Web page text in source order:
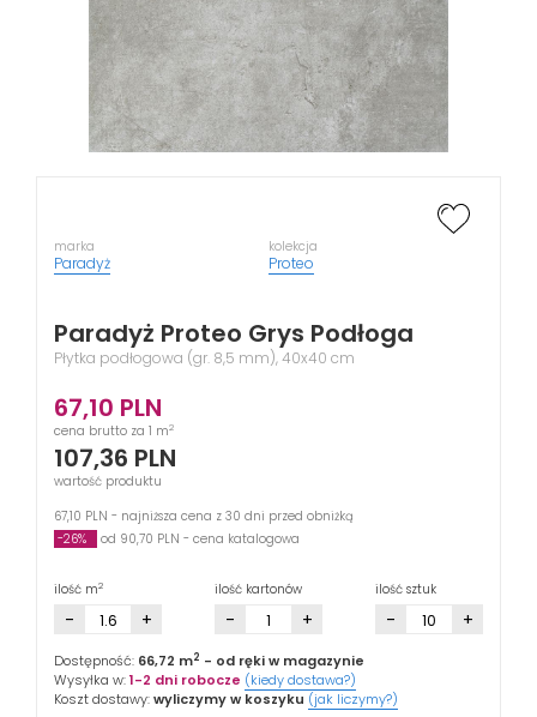
marka
Paradyż
kolekcja
Proteo
Paradyż Proteo Grys Podłoga
Płytka podłogowa (gr. 8,5 mm), 40x40 cm
67,10 PLN
cena brutto za 1 m2
107,36 PLN
wartość produktu
67,10 PLN - najniższa cena z 30 dni przed obniżką
-26%
od 90,70 PLN - cena katalogowa
ilość m2
- +
ilość kartonów
- +
ilość sztuk
- +
Dostępność: 66,72 m2 - od ręki w magazynie
Wysyłka w:1-2 dni robocze (kiedy dostawa?)
Koszt dostawy:wyliczymy w koszyku (jak liczymy?)